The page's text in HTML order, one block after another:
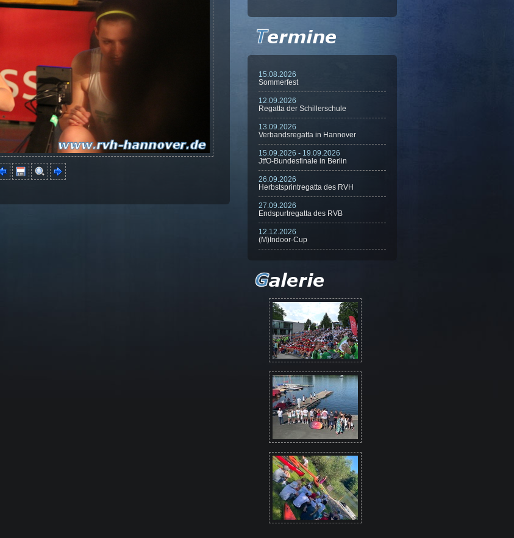
15.08.2026
Sommerfest
12.09.2026
Regatta der Schillerschule
13.09.2026
Verbandsregatta in Hannover
15.09.2026 - 19.09.2026
JtfO-Bundesfinale in Berlin
26.09.2026
Herbstsprintregatta des RVH
27.09.2026
Endspurtregatta des RVB
12.12.2026
(M)Indoor-Cup